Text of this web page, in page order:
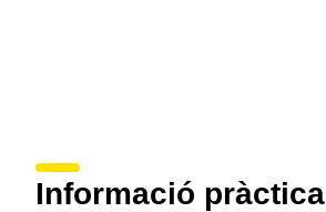
Informació pràctica